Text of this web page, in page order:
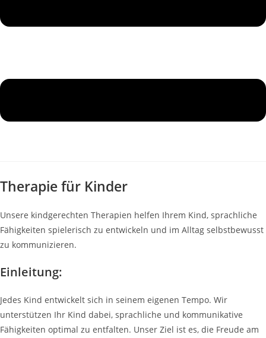
Therapie für Kinder
Unsere kindgerechten Therapien helfen Ihrem Kind, sprachliche
Fähigkeiten spielerisch zu entwickeln und im Alltag selbstbewusst
zu kommunizieren.
Einleitung:
Jedes Kind entwickelt sich in seinem eigenen Tempo. Wir
unterstützen Ihr Kind dabei, sprachliche und kommunikative
Fähigkeiten optimal zu entfalten. Unser Ziel ist es, die Freude am